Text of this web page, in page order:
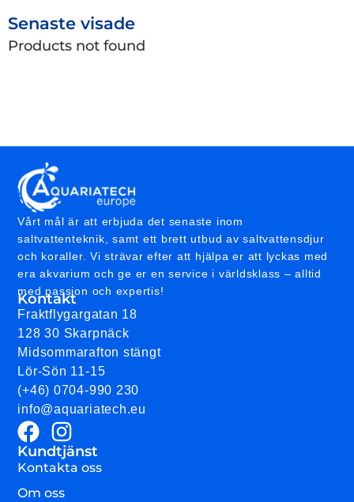
Senaste visade
Products not found
Vårt mål är att erbjuda det senaste inom
saltvattenteknik, samt ett brett utbud av saltvattensdjur
och koraller. Vi strävar efter att hjälpa er att lyckas med
era akvarium och ge er en service i världsklass – alltid
med passion och expertis!
Kontakt
Fraktflygargatan 18
128 30 Skarpnäck
Midsommarafton stängt
Lör-Sön 11-15
(+46) 0704-990 230
info@aquariatech.eu
Kundtjänst
Kontakta oss
Om oss